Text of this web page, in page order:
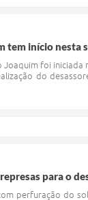
tem início nesta
foi
do
para o
perfuração do